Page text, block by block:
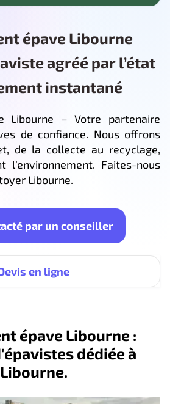
épave Libourne
agréé par l’état
instantané
Libourne – Votre partenaire
de confiance. Nous offrons
de la collecte au recyclage,
l’environnement. Faites-nous
Libourne.
par un conseiller
en ligne
épave Libourne :
dédiée à
Libourne.